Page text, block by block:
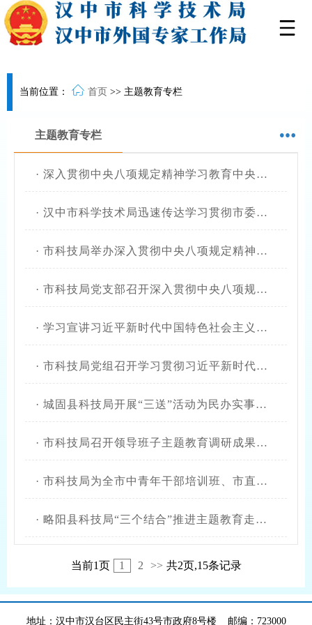
当前位置： 首页 >> 主题教育专栏
主题教育专栏
· 深入贯彻中央八项规定精神学习教育中央指导组暨中央层面工作专班总结会议召开
· 汉中市科学技术局迅速传达学习贯彻市委六届九次全会精神
· 市科技局举办深入贯彻中央八项规定精神学习教育专题辅导
· 市科技局党支部召开深入贯彻中央八项规定精神学习教育动员部署会
· 学习宣讲习近平新时代中国特色社会主义思想【已归档】
· 市科技局党组召开学习贯彻习近平新时代中国特色社会主义思想主题教育专题民主生活会
· 城固县科技局开展“三送”活动为民办实事成效明显
· 市科技局召开领导班子主题教育调研成果交流会
· 市科技局为全市中青年干部培训班、市直部门正科级干部培训班学员作专题辅导
· 略阳县科技局“三个结合”推进主题教育走深走实
当前1页 1 2 >> 共2页,15条记录
地址：汉中市汉台区民主街43号市政府8号楼 邮编：723000